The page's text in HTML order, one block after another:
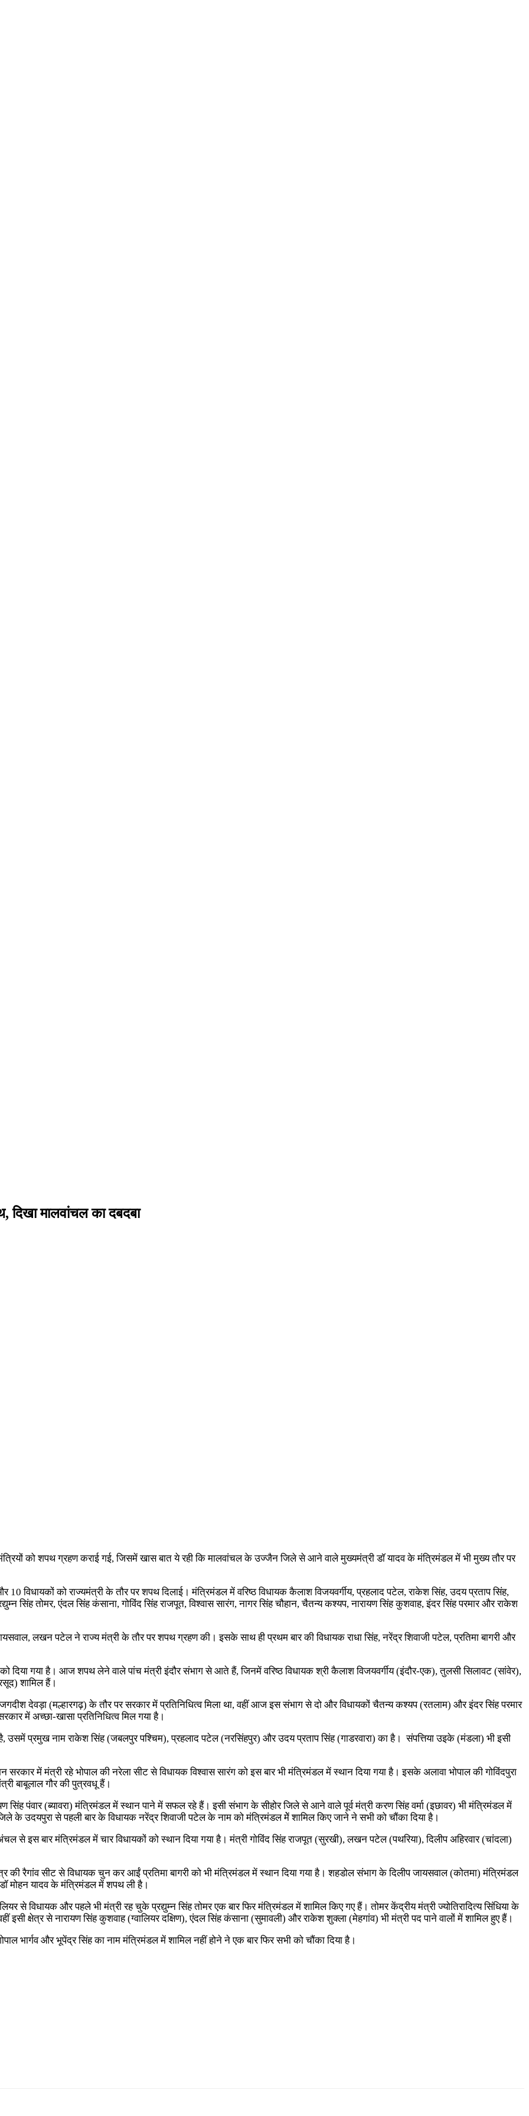
दिखा मालवांचल का दबदबा
को शपथ ग्रहण कराई गई, जिसमें खास बात ये रही कि मालवांचल के उज्जैन जिले से आने वाले मुख्यमंत्री डॉ यादव के मंत्रिमंडल में भी मुख्य तौर पर
विधायकों को राज्यमंत्री के तौर पर शपथ दिलाई। मंत्रिमंडल में वरिष्ठ विधायक कैलाश विजयवर्गीय, प्रहलाद पटेल, राकेश सिंह, उदय प्रताप सिंह,
सिंह तोमर, एंदल सिंह कंसाना, गोविंद सिंह राजपूत, विश्वास सारंग, नागर सिंह चौहान, चैतन्य कश्यप, नारायण सिंह कुशवाह, इंदर सिंह परमार और राकेश
लखन पटेल ने राज्य मंत्री के तौर पर शपथ ग्रहण की। इसके साथ ही प्रथम बार की विधायक राधा सिंह, नरेंद्र शिवाजी पटेल, प्रतिमा बागरी और
दिया गया है। आज शपथ लेने वाले पांच मंत्री इंदौर संभाग से आते हैं, जिनमें वरिष्ठ विधायक श्री कैलाश विजयवर्गीय (इंदौर-एक), तुलसी सिलावट (सांवेर),
शामिल हैं।
देवड़ा (मल्हारगढ़) के तौर पर सरकार में प्रतिनिधित्व मिला था, वहीं आज इस संभाग से दो और विधायकों चैतन्य कश्यप (रतलाम) और इंदर सिंह परमार
में अच्छा-खासा प्रतिनिधित्व मिल गया है।
प्रमुख नाम राकेश सिंह (जबलपुर पश्चिम), प्रहलाद पटेल (नरसिंहपुर) और उदय प्रताप सिंह (गाडरवारा) का है। संपत्तिया उइके (मंडला) भी इसी
सरकार में मंत्री रहे भोपाल की नरेला सीट से विधायक विश्वास सारंग को इस बार भी मंत्रिमंडल में स्थान दिया गया है। इसके अलावा भोपाल की गोविंदपुरा
बाबूलाल गौर की पुत्रवधू हैं।
सिंह पंवार (ब्यावरा) मंत्रिमंडल में स्थान पाने में सफल रहे हैं। इसी संभाग के सीहोर जिले से आने वाले पूर्व मंत्री करण सिंह वर्मा (इछावर) भी मंत्रिमंडल में
के उदयपुरा से पहली बार के विधायक नरेंद्र शिवाजी पटेल के नाम को मंत्रिमंडल मेें शामिल किए जाने ने सभी को चौंका दिया है।
से इस बार मंत्रिमंडल में चार विधायकों को स्थान दिया गया है। मंत्री गाेविंद सिंह राजपूत (सुरखी), लखन पटेल (पथरिया), दिलीप अहिरवार (चांदला)
रैगांव सीट से विधायक चुन कर आईं प्रतिमा बागरी को भी मंत्रिमंडल में स्थान दिया गया है। शहडोल संभाग के दिलीप जायसवाल (कोतमा) मंत्रिमंडल
डॉ मोहन यादव के मंत्रिमंडल में शपथ ली है।
से विधायक और पहले भी मंत्री रह चुके प्रद्युम्न सिंह तोमर एक बार फिर मंत्रिमंडल में शामिल किए गए हैं। तोमर केंद्रीय मंत्री ज्योतिरादित्य सिंधिया के
क्षेत्र से नारायण सिंह कुशवाह (ग्वालियर दक्षिण), एंदल सिंह कंसाना (सुमावली) और राकेश शुक्ला (मेहगांव) भी मंत्री पद पाने वालों में शामिल हुए हैं।
भार्गव और भूपेंद्र सिंह का नाम मंत्रिमंडल में शामिल नहीं होने ने एक बार फिर सभी को चौंका दिया है।